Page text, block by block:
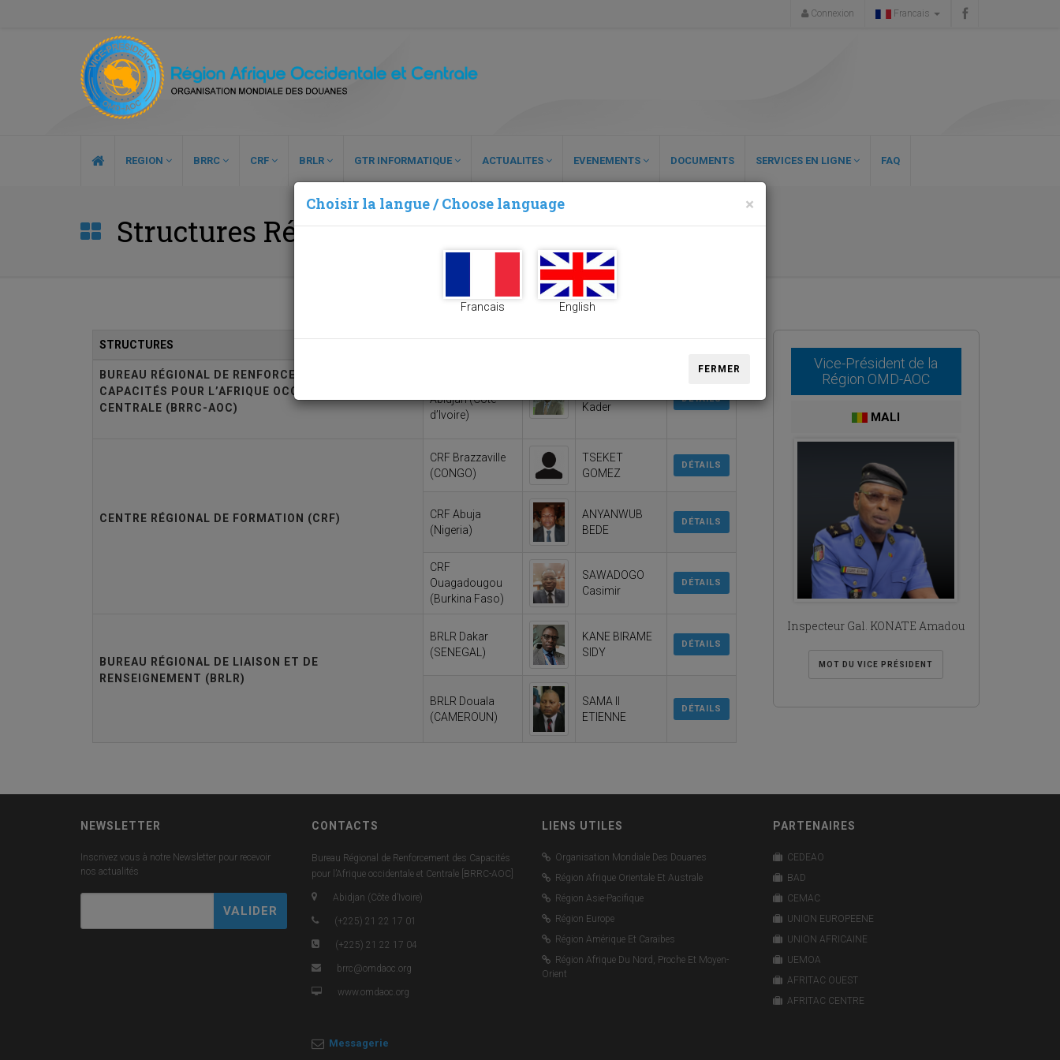
Connexion Francais
REGION BRRC CRF BRLR GTR INFORMATIQUE ACTUALITES EVENEMENTS DOCUMENTS SERVICES EN LIGNE FAQ
Structures Régionales
STRUCTURES
BUREAU RÉGIONAL DE RENFORCEMENT DES
CAPACITÉS POUR L’AFRIQUE OCCIDENTALE ET
CENTRALE (BRRC-AOC)
Abidjan (Côte
d’Ivoire)
Kader
DÉTAILS
CENTRE RÉGIONAL DE FORMATION (CRF)
CRF Brazzaville
(CONGO)
TSEKET
GOMEZ
DÉTAILS
CRF Abuja
(Nigeria)
ANYANWUB
BEDE
DÉTAILS
CRF
Ouagadougou
(Burkina Faso)
SAWADOGO
Casimir
DÉTAILS
BUREAU RÉGIONAL DE LIAISON ET DE
RENSEIGNEMENT (BRLR)
BRLR Dakar
(SENEGAL)
KANE BIRAME
SIDY
DÉTAILS
BRLR Douala
(CAMEROUN)
SAMA II
ETIENNE
DÉTAILS
Vice-Président de la
Région OMD-AOC
MALI
Inspecteur Gal. KONATE Amadou
MOT DU VICE PRÉSIDENT
Choisir la langue / Choose language ×
Francais English
FERMER
NEWSLETTER
Inscrivez vous à notre Newsletter pour recevoir
nos actualités
CONTACTS
Bureau Régional de Renforcement des Capacités
pour l’Afrique occidentale et Centrale [BRRC-AOC]
Abidjan (Côte d’Ivoire)
(+225) 21 22 17 01
(+225) 21 22 17 04
brrc@omdaoc.org
www.omdaoc.org
Messagerie
LIENS UTILES
Organisation Mondiale Des Douanes
Région Afrique Orientale Et Australe
Région Asie-Pacifique
Région Europe
Région Amérique Et Caraïbes
Région Afrique Du Nord, Proche Et Moyen-
Orient
PARTENAIRES
CEDEAO
BAD
CEMAC
UNION EUROPEENE
UNION AFRICAINE
UEMOA
AFRITAC OUEST
AFRITAC CENTRE